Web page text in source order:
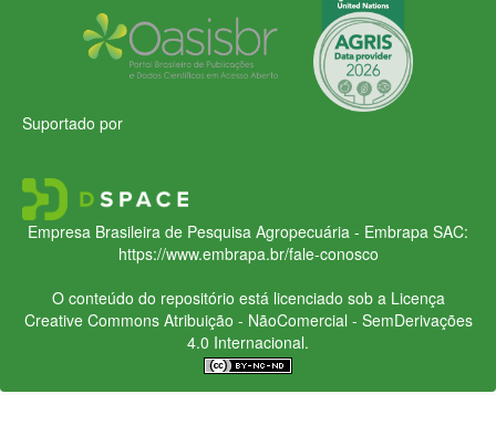
Suportado por
Empresa Brasileira de Pesquisa Agropecuária - Embrapa SAC:
https://www.embrapa.br/fale-conosco
O conteúdo do repositório está licenciado sob a Licença
Creative CommonsAtribuição - NãoComercial - SemDerivações
4.0 Internacional.